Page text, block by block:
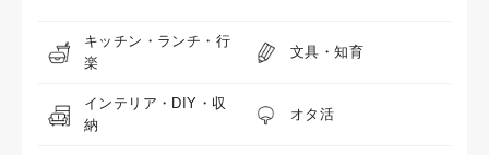
キッチン・ランチ・行
楽
文具・知育
インテリア・DIY・収
納
オタ活